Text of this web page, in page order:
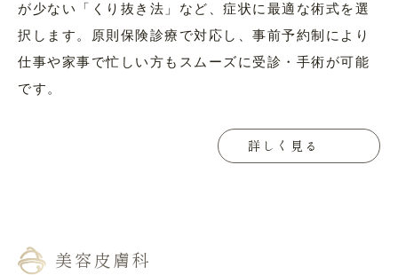
が少ない「くり抜き法」など、症状に最適な術式を選
択します。原則保険診療で対応し、事前予約制により
仕事や家事で忙しい方もスムーズに受診・手術が可能
です。
詳しく見る
美容皮膚科